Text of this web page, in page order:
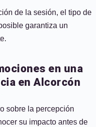
de la sesión, el tipo de
garantiza un
en una
en Alcorcón
sobre la percepción
su impacto antes de